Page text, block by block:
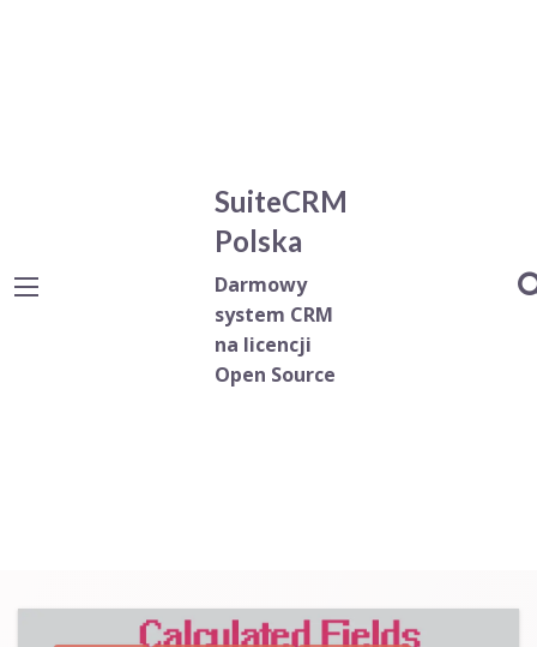
SuiteCRM
Polska
Darmowy
system CRM
na licencji
Open Source